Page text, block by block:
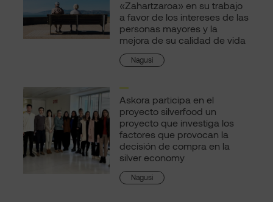
«Zahartzaroa» en su trabajo
a favor de los intereses de las
personas mayores y la
mejora de su calidad de vida
Nagusi
Askora participa en el
proyecto silverfood un
proyecto que investiga los
factores que provocan la
decisión de compra en la
silver economy
Nagusi